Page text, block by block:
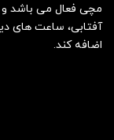
مچی فعال می باشد و
آفتابی، ساعت های
اضافه کند.